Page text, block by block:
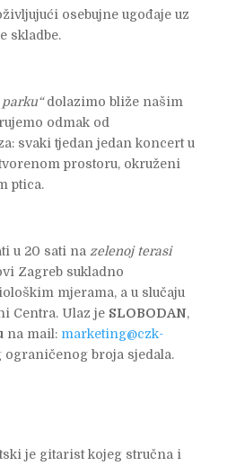
osebujne ugođaje uz
skladbe.
dolazimo bliže našim
odmak od
svaki tjedan jedan koncert u
prostoru, okruženi
ptica.
u 20 sati na zelenoj terasi
Zagreb sukladno
mjerama, a u slučaju
Centra. Ulaz je SLOBODAN,
na mail: marketing@czk-
ograničenog broja sjedala.
je gitarist kojeg stručna i